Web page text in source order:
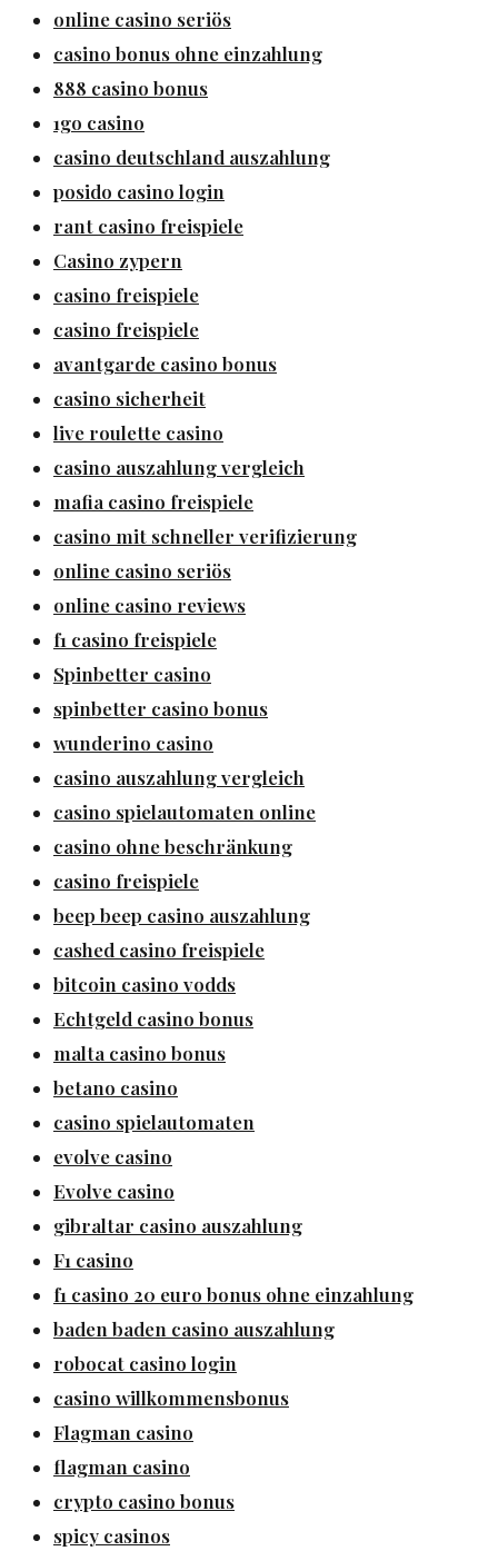
online casino seriös
casino bonus ohne einzahlung
888 casino bonus
1go casino
casino deutschland auszahlung
posido casino login
rant casino freispiele
Casino zypern
casino freispiele
casino freispiele
avantgarde casino bonus
casino sicherheit
live roulette casino
casino auszahlung vergleich
mafia casino freispiele
casino mit schneller verifizierung
online casino seriös
online casino reviews
f1 casino freispiele
Spinbetter casino
spinbetter casino bonus
wunderino casino
casino auszahlung vergleich
casino spielautomaten online
casino ohne beschränkung
casino freispiele
beep beep casino auszahlung
cashed casino freispiele
bitcoin casino vodds
Echtgeld casino bonus
malta casino bonus
betano casino
casino spielautomaten
evolve casino
Evolve casino
gibraltar casino auszahlung
F1 casino
f1 casino 20 euro bonus ohne einzahlung
baden baden casino auszahlung
robocat casino login
casino willkommensbonus
Flagman casino
flagman casino
crypto casino bonus
spicy casinos